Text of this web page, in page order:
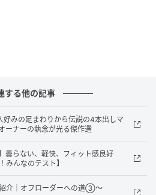
違反を立てる人は多いと思い
、神社やお寺まで行く必要は
と立てるのではなく、ヘルメ
であったり、何か形あるもの
はどうでしょうか。今からで
が強ければ強いほど、あなた
する他の記事
好みの足まわりから伝説の4本出しマ
ーナーの執念が光る傑作選
曇らない、軽快、フィット感良好
みんなのテスト】
介｜オフローダーへの道③～